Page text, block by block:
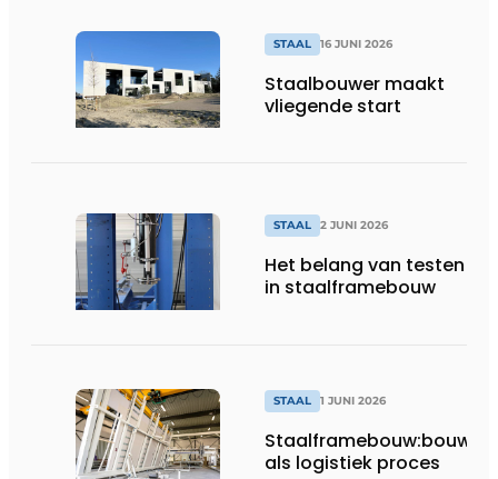
STAAL 16 JUNI 2026
Staalbouwer maakt
vliegende start
STAAL 2 JUNI 2026
Het belang van testen
in staalframebouw
STAAL 1 JUNI 2026
Staalframebouw:bouwen
als logistiek proces